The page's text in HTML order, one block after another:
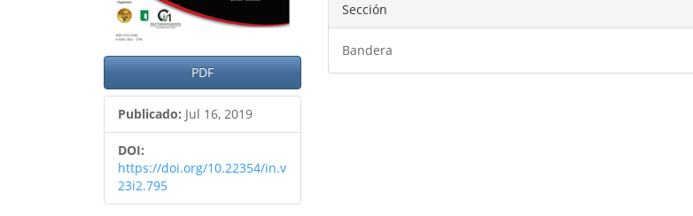
PDF
Publicado: Jul 16, 2019
DOI:
https://doi.org/10.22354/in.v
23i2.795
Sección
Bandera